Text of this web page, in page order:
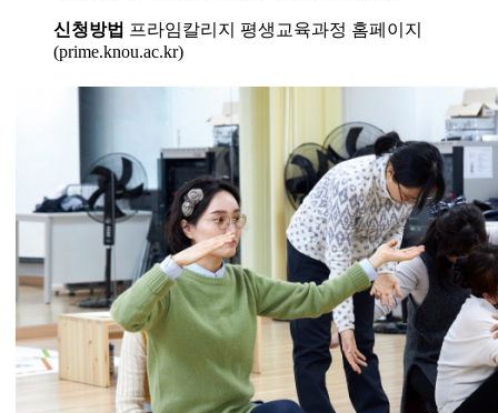
신청방법 프라임칼리지 평생교육과정 홈페이지
(prime.knou.ac.kr)